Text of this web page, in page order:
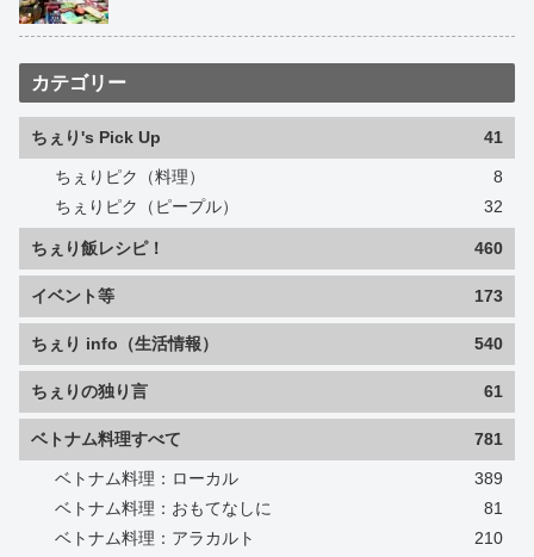
カテゴリー
ちぇり's Pick Up 41
ちぇりピク（料理）
8
ちぇりピク（ピープル）
32
ちぇり飯レシピ！ 460
イベント等 173
ちぇり info（生活情報） 540
ちぇりの独り言 61
ベトナム料理すべて 781
ベトナム料理：ローカル
389
ベトナム料理：おもてなしに
81
ベトナム料理：アラカルト
210